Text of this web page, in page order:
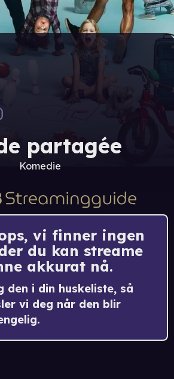
partagée
Komedie
vi finner ingen
du kan streame
akkurat nå.
den i din huskeliste, så
vi deg når den blir